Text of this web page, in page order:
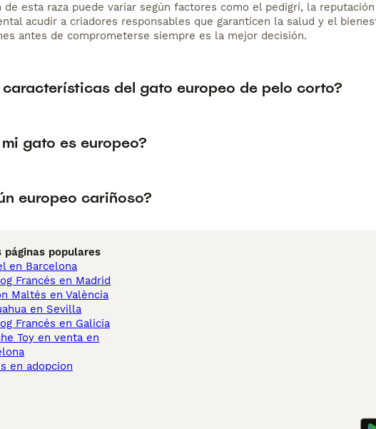
de esta raza puede variar según factores como el pedigrí, la
acudir a criadores responsables que garanticen la salud y el
antes de comprometerse siempre es la mejor decisión.
del gato europeo de pelo corto?
gato es europeo?
europeo cariñoso?
páginas populares
en Barcelona
Francés en Madrid
Maltés en València
en Sevilla
Francés en Galicia
Toy en venta en
en adopcion